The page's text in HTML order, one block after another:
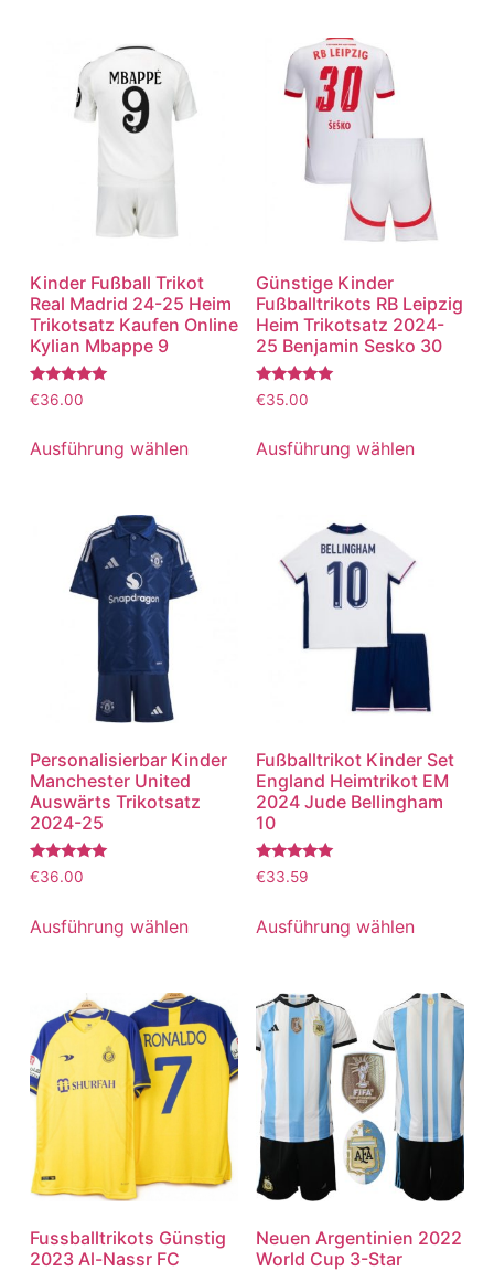
Kinder Fußball Trikot
Real Madrid 24-25 Heim
Trikotsatz Kaufen Online
Kylian Mbappe 9
Bewertet
mit
von 5
€36.00
Ausführung wählen
Günstige Kinder
Fußballtrikots RB Leipzig
Heim Trikotsatz 2024-
25 Benjamin Sesko 30
Bewertet
mit
von 5
€35.00
Ausführung wählen
Personalisierbar Kinder
Manchester United
Auswärts Trikotsatz
2024-25
Bewertet
mit
von 5
€36.00
Ausführung wählen
Fußballtrikot Kinder Set
England Heimtrikot EM
2024 Jude Bellingham
10
Bewertet
mit
von 5
€33.59
Ausführung wählen
Fussballtrikots Günstig
2023 Al-Nassr FC
Neuen Argentinien 2022
World Cup 3-Star